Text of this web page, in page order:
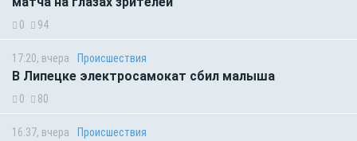
0 94
17:20, вчера Происшествия
В Липецке электросамокат сбил малыша
0 80
16:37, вчера Происшествия